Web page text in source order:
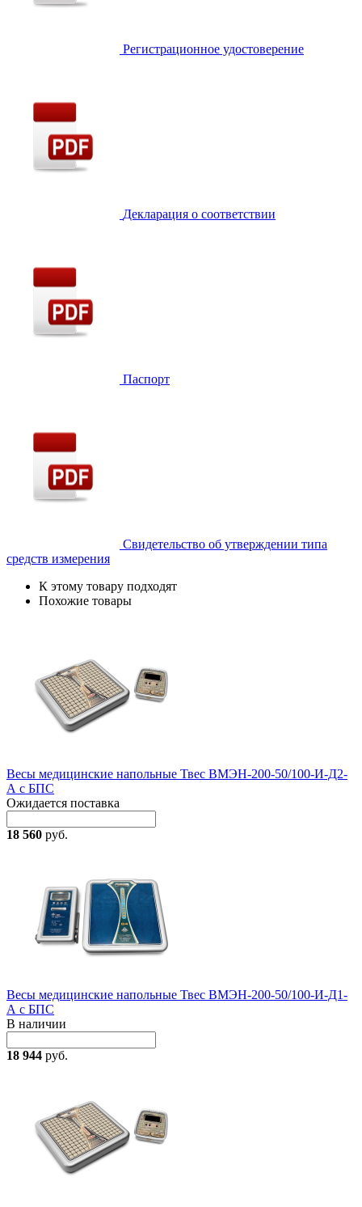
Регистрационное удостоверение
Декларация о соответствии
Паспорт
Свидетельство об утверждении типа
средств измерения
К этому товару подходят
Похожие товары
Весы медицинские напольные Твес ВМЭН-200-50/100-И-Д2-
А с БПС
Ожидается поставка
18 560 руб.
Весы медицинские напольные Твес ВМЭН-200-50/100-И-Д1-
А с БПС
В наличии
18 944 руб.